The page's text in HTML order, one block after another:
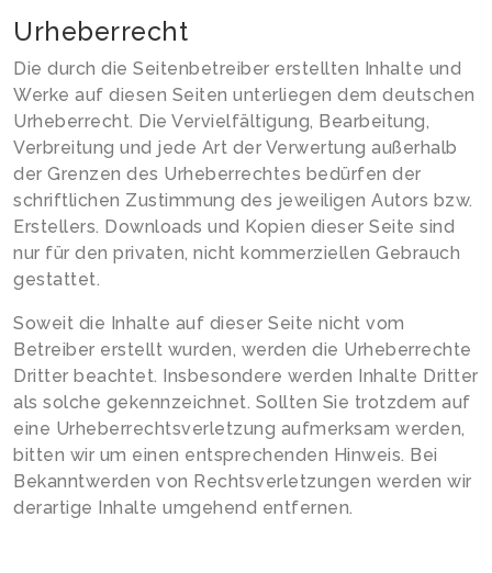
Urheberrecht
Die durch die Seitenbetreiber erstellten Inhalte und
Werke auf diesen Seiten unterliegen dem deutschen
Urheberrecht. Die Vervielfältigung, Bearbeitung,
Verbreitung und jede Art der Verwertung außerhalb
der Grenzen des Urheberrechtes bedürfen der
schriftlichen Zustimmung des jeweiligen Autors bzw.
Erstellers. Downloads und Kopien dieser Seite sind
nur für den privaten, nicht kommerziellen Gebrauch
gestattet.
Soweit die Inhalte auf dieser Seite nicht vom
Betreiber erstellt wurden, werden die Urheberrechte
Dritter beachtet. Insbesondere werden Inhalte Dritter
als solche gekennzeichnet. Sollten Sie trotzdem auf
eine Urheberrechtsverletzung aufmerksam werden,
bitten wir um einen entsprechenden Hinweis. Bei
Bekanntwerden von Rechtsverletzungen werden wir
derartige Inhalte umgehend entfernen.